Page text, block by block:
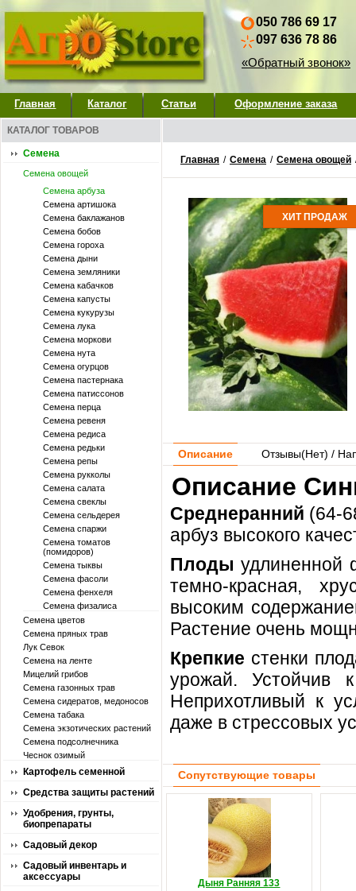
050 786 69 17
097 636 78 86
«Обратный звонок»
Главная Каталог Статьи Оформление заказа
КАТАЛОГ ТОВАРОВ
Семена
Семена овощей
Семена арбуза
Семена артишока
Семена баклажанов
Семена бобов
Семена гороха
Семена дыни
Семена земляники
Семена кабачков
Семена капусты
Семена кукурузы
Семена лука
Семена моркови
Семена нута
Семена огурцов
Семена пастернака
Семена патиссонов
Семена перца
Семена ревеня
Семена редиса
Семена редьки
Семена репы
Семена рукколы
Семена салата
Семена свеклы
Семена сельдерея
Семена спаржи
Семена томатов
(помидоров)
Семена тыквы
Семена фасоли
Семена фенхеля
Семена физалиса
Семена цветов
Семена пряных трав
Лук Севок
Семена на ленте
Мицелий грибов
Семена газонных трав
Семена сидератов, медоносов
Семена табака
Семена экзотических растений
Семена подсолнечника
Чеснок озимый
Картофель семенной
Средства защиты растений
Удобрения, грунты,
биопрепараты
Садовый декор
Садовый инвентарь и
аксессуары
Главная / Семена / Семена овощей
ХИТ ПРОДАЖ
Описание Отзывы(Нет) /
Описание
Среднеранний (64-
арбуз высокого
Плоды
темно-красная,
высоким
Растение очень
Крепкие стенки
урожай. Устойчив
Неприхотливый к
даже в стрессовых
Сопутствующие товары
Дыня Ранняя 133